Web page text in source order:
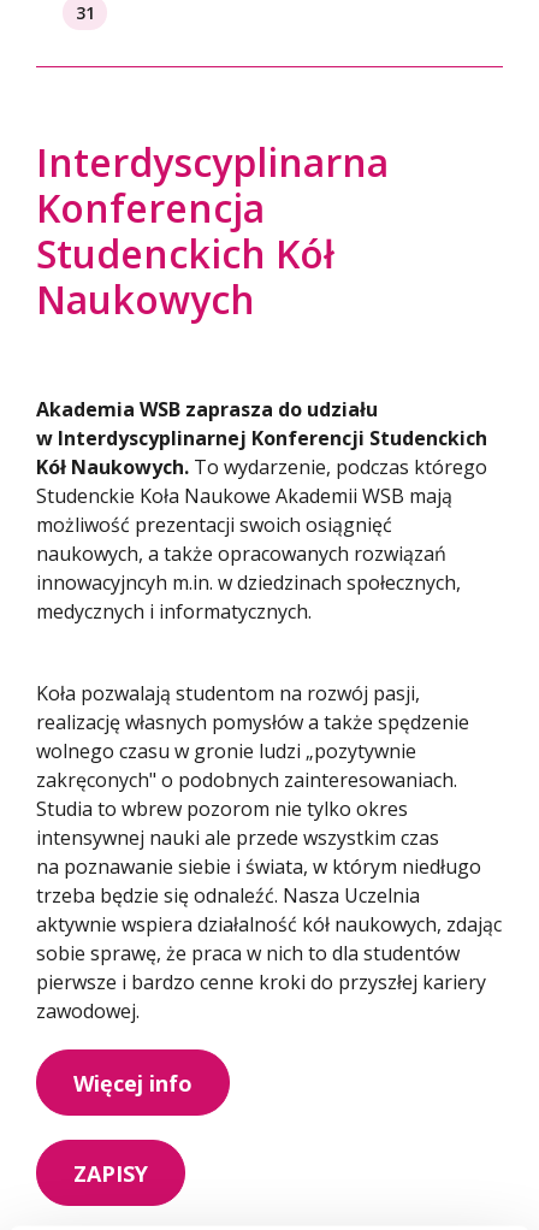
31
Interdyscyplinarna
Konferencja
Studenckich Kół
Naukowych
Akademia WSB zaprasza do udziału
w Interdyscyplinarnej Konferencji Studenckich
Kół Naukowych. To wydarzenie, podczas którego
Studenckie Koła Naukowe Akademii WSB mają
możliwość prezentacji swoich osiągnięć
naukowych, a także opracowanych rozwiązań
innowacyjncyh m.in. w dziedzinach społecznych,
medycznych i informatycznych.
Koła pozwalają studentom na rozwój pasji,
realizację własnych pomysłów a także spędzenie
wolnego czasu w gronie ludzi „pozytywnie
zakręconych" o podobnych zainteresowaniach.
Studia to wbrew pozorom nie tylko okres
intensywnej nauki ale przede wszystkim czas
na poznawanie siebie i świata, w którym niedługo
trzeba będzie się odnaleźć. Nasza Uczelnia
aktywnie wspiera działalność kół naukowych, zdając
sobie sprawę, że praca w nich to dla studentów
pierwsze i bardzo cenne kroki do przyszłej kariery
zawodowej.
Więcej info
ZAPISY